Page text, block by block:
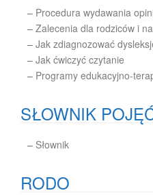
– Procedura wydawania
– Zalecenia dla rodziców i
– Jak zdiagnozować
– Jak ćwiczyć czytanie
– Programy edukacyjno-
SŁOWNIK
– Słownik
RODO